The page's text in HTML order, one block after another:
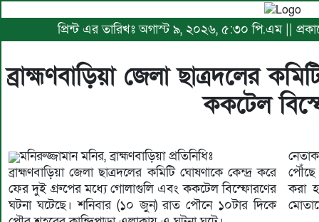
প্রিন্ট এর তারিখঃ অগাস্ট ৯, ২০২৬, ৫:৩০ পি.এম ||
ব্রাহ্মণবাড়িয়া জেলা ছাত্রদলের
ককটেল
মনিরুজ্জামান মনির, ব্রাহ্মণবাড়িয়া প্রতিনিধিঃ
ব্রাহ্মণবাড়িয়া জেলা ছাত্রদলের কমিটি ঘোষণাকে কেন্দ্র করে
ফের দুই গ্রুপের মধ্যে গোলাগুলি এবং ককটেল বিস্ফোরণের
ঘটনা ঘটেছে। শনিবার (১০ জুন) রাত পৌনে ১০টার দিকে
করা